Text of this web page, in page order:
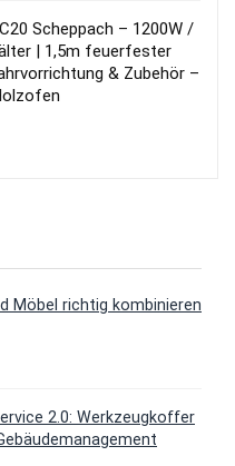
Scheppach – 1200W /
| 1,5m feuerfester
& Zubehör –
Möbel richtig kombinieren
2.0: Werkzeugkoffer